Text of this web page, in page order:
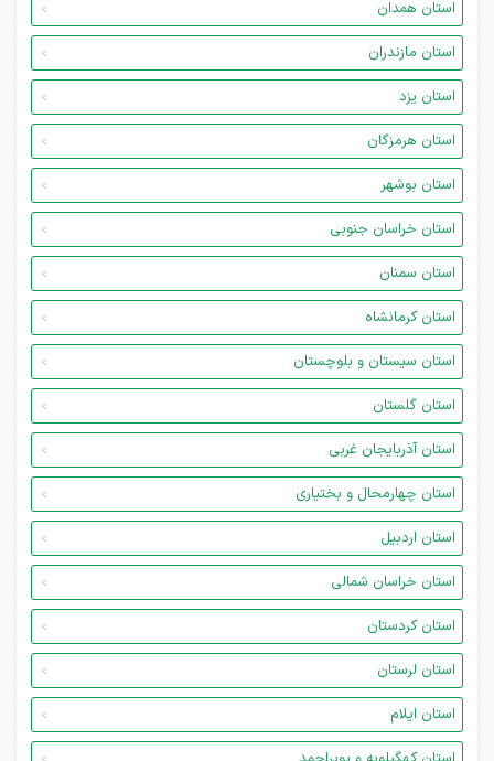
استان همدان
استان مازندران
استان یزد
استان هرمزگان
استان بوشهر
استان خراسان جنوبی
استان سمنان
استان کرمانشاه
استان سیستان و بلوچستان
استان گلستان
استان آذربایجان غربی
استان چهارمحال و بختیاری
استان اردبیل
استان خراسان شمالی
استان کردستان
استان لرستان
استان ایلام